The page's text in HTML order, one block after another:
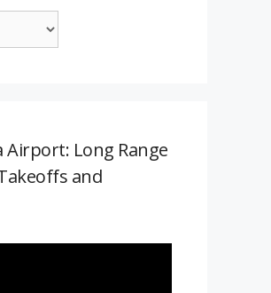
Airport: Long Range
and